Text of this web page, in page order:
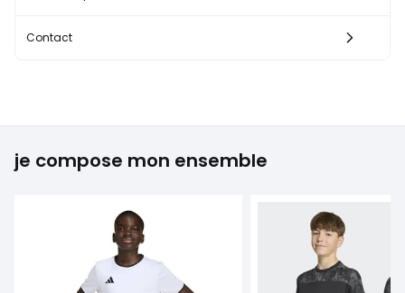
Contact
je compose mon ensemble